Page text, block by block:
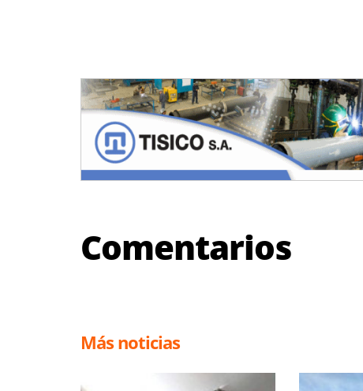
Comentarios
Más noticias